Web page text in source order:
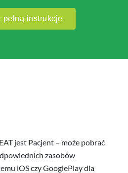
pełną instrukcję
jest Pacjent – może pobrać
zasobów
iOS czy GooglePlay dla